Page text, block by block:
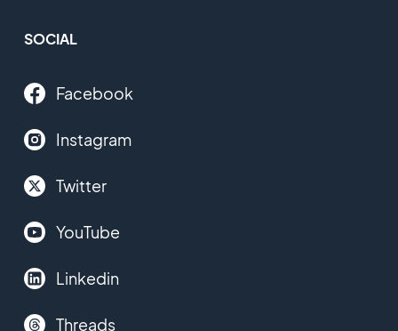
SOCIAL
Facebook
Instagram
Twitter
YouTube
Linkedin
Threads